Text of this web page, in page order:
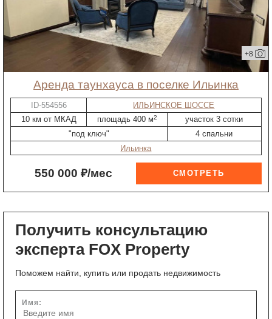
+8
Аренда таунхауса в поселке Ильинка
ID-554556
ИЛЬИНСКОЕ ШОССЕ
10 км от МКАД
площадь 400 м2
участок 3 сотки
"под ключ"
4 спальни
Ильинка
550 000 ₽/мес
Получить консультацию
эксперта FOX Property
Поможем найти, купить или продать недвижимость
Имя: